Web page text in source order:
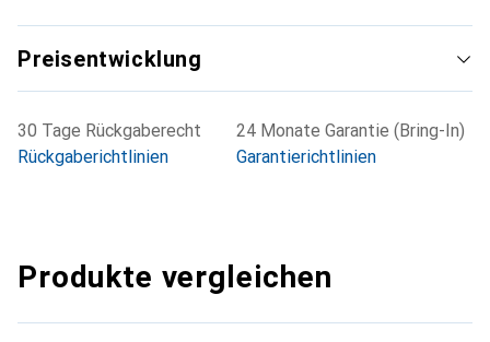
Preisentwicklung
30 Tage Rückgaberecht
Rückgaberichtlinien
24 Monate Garantie (Bring-In)
Garantierichtlinien
Produkte vergleichen